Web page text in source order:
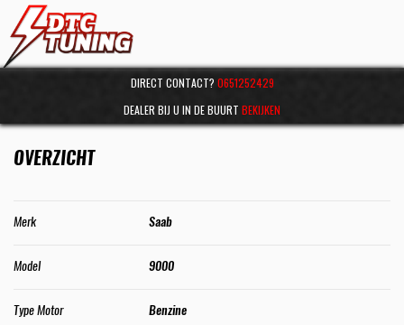
DIRECT CONTACT? 0651252429
DEALER BIJ U IN DE BUURT BEKIJKEN
OVERZICHT
Merk Saab
Model 9000
Type Motor Benzine